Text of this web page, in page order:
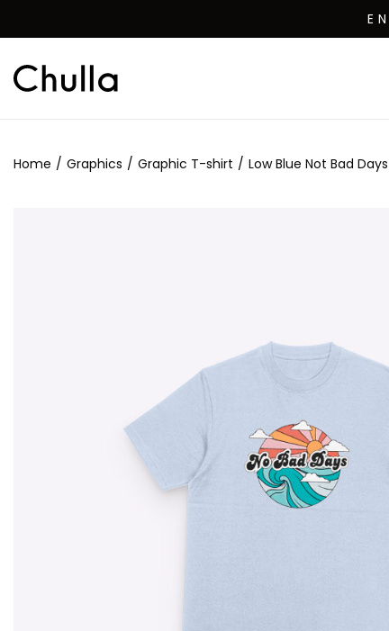
Home / Graphics / Graphic T-shirt / Low Blue Not Bad